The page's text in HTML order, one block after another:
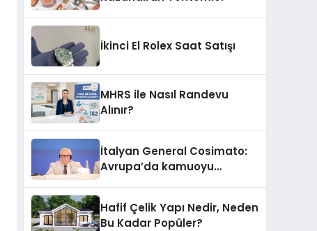
İkinci El Rolex Saat Satışı
MHRS ile Nasıl Randevu
Alınır?
İtalyan General Cosimato:
Avrupa’da kamuoyu
Hafif Çelik Yapı Nedir, Neden
Bu Kadar Popüler?